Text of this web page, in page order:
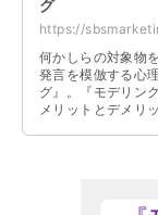
グ
https://
何かしらの対象物
発言を模倣する心
グ』。『モデリン
メリットとデメリ